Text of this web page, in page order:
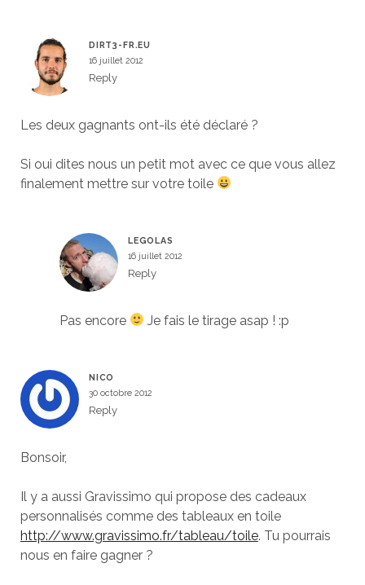
DIRT3-FR.EU
16 juillet 2012
Reply
Les deux gagnants ont-ils été déclaré ?
Si oui dites nous un petit mot avec ce que vous allez
finalement mettre sur votre toile
LEGOLAS
16 juillet 2012
Reply
Pas encore Je fais le tirage asap ! :p
NICO
30 octobre 2012
Reply
Bonsoir,
Il y a aussi Gravissimo qui propose des cadeaux
personnalisés comme des tableaux en toile
http://www.gravissimo.fr/tableau/toile. Tu pourrais
nous en faire gagner ?